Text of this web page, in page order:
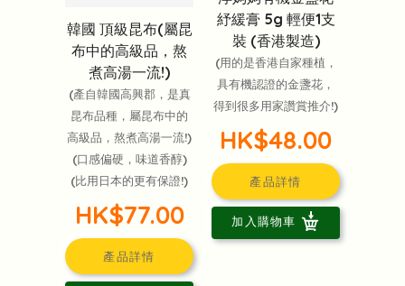
韓國 頂級昆布(屬昆
布中的高級品，熬
煮高湯一流!)
(產自韓國高興郡，是真
昆布品種，屬昆布中的
高級品，熬煮高湯一流!)
(口感偏硬，味道香醇)
(比用日本的更有保證!)
HK$77.00
產品詳情
紓緩膏 5g 輕便1支
裝 (香港製造)
(用的是香港自家種植，
具有機認證的金盞花，
得到很多用家讚賞推介!)
HK$48.00
產品詳情
加入購物車